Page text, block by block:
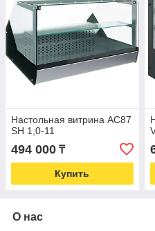
Настольная витрина AC87
SH 1,0-11
494 000 ₸
Купить
О нас